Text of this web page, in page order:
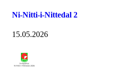
Ni-Nitti-i-Nittedal 2
15.05.2026